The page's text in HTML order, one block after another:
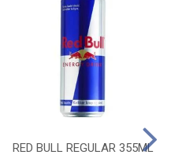
RED BULL REGULAR 355ML